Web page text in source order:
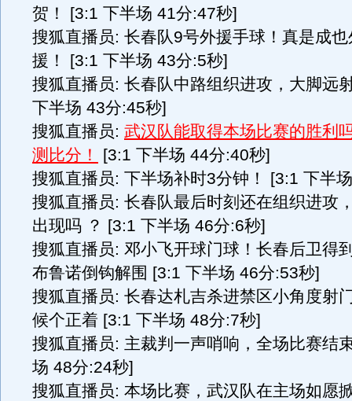
贺！ [3:1 下半场 41分:47秒]
搜狐直播员: 长春队9号外援手球！真是成
援！ [3:1 下半场 43分:5秒]
搜狐直播员: 长春队中路组织进攻，大脚远
下半场 43分:45秒]
搜狐直播员: 武汉队能取得本场比赛的胜利
测比分！
[3:1 下半场 44分:40秒]
搜狐直播员: 下半场补时3分钟！ [3:1 下半
搜狐直播员: 长春队最后时刻还在组织进攻
出现吗 ？ [3:1 下半场 46分:6秒]
搜狐直播员: 邓小飞开球门球！长春后卫得
布鲁诺倒钩解围 [3:1 下半场 46分:53秒]
搜狐直播员: 长春达札吉杀进禁区小角度射
候个正着 [3:1 下半场 48分:7秒]
搜狐直播员: 主裁判一声哨响，全场比赛结
场 48分:24秒]
搜狐直播员: 本场比赛，武汉队在主场如愿